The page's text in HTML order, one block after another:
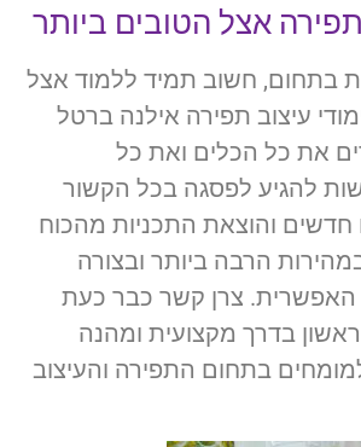
תפירה אצל הטובים ביותר
בתחום, חשוב תמיד ללמוד אצל
עיצוב תפירה אילנה ברטל
את כל הכלים ואת כל
להגיע לפסגה בכל הקשור
חדשים והוצאת התכניות מהכוח
הרבה ביותר ובצורה
האפשרית. צרן קשר כבר כעת
בדרך מקצועית ומהנה
בתחום התפירה והעיצוב